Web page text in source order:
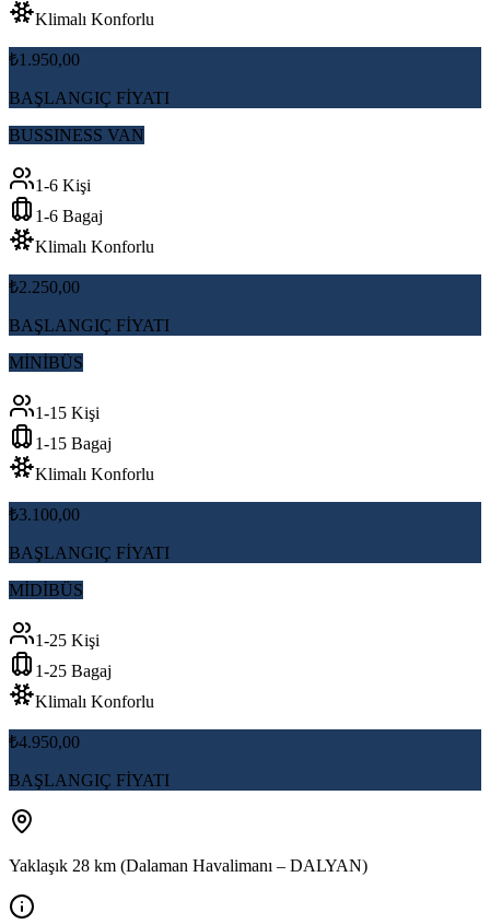
Klimalı Konforlu
₺1.950,00
BAŞLANGIÇ FİYATI
BUSSINESS VAN
1-6 Kişi
1-6 Bagaj
Klimalı Konforlu
₺2.250,00
BAŞLANGIÇ FİYATI
MİNİBÜS
1-15 Kişi
1-15 Bagaj
Klimalı Konforlu
₺3.100,00
BAŞLANGIÇ FİYATI
MİDİBÜS
1-25 Kişi
1-25 Bagaj
Klimalı Konforlu
₺4.950,00
BAŞLANGIÇ FİYATI
Yaklaşık 28 km (Dalaman Havalimanı – DALYAN)